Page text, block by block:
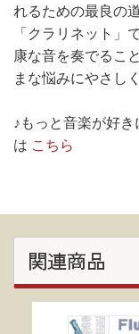
れるための最良の道
「クラリネット」
康な音を奏でるこ
まな悩みにやさし
♪もっと音楽が好
は こちら
関連商品